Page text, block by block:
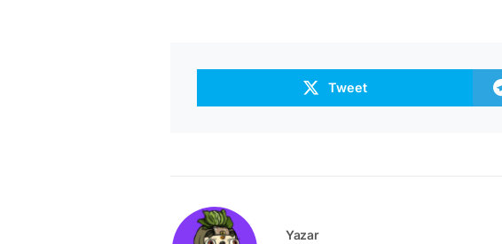
Tweet
Yazar